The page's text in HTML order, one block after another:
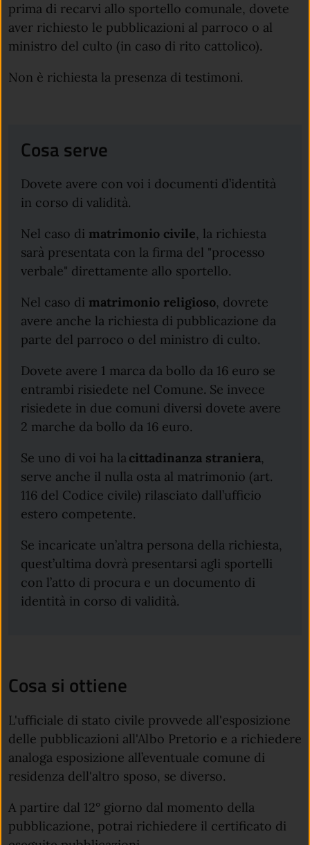
prima di recarvi allo sportello comunale, dovete
aver richiesto le pubblicazioni al parroco o al
ministro del culto (in caso di rito cattolico).
Non è richiesta la presenza di testimoni.
Cosa serve
Dovete avere con voi i documenti d’identità
in corso di validità.
Nel caso di matrimonio civile, la richiesta
sarà presentata con la firma del "processo
verbale" direttamente allo sportello.
Nel caso di matrimonio religioso, dovrete
avere anche la richiesta di pubblicazione da
parte del parroco o del ministro di culto.
Dovete avere 1 marca da bollo da 16 euro se
entrambi risiedete nel Comune. Se invece
risiedete in due comuni diversi dovete avere
2 marche da bollo da 16 euro.
Se uno di voi ha lacittadinanza straniera,
serve anche il nulla osta al matrimonio (art.
116 del Codice civile) rilasciato dall’ufficio
estero competente.
Se incaricate un’altra persona della richiesta,
quest’ultima dovrà presentarsi agli sportelli
con l’atto di procura e un documento di
identità in corso di validità.
Cosa si ottiene
L'ufficiale di stato civile provvede all'esposizione
delle pubblicazioni all'Albo Pretorio e a richiedere
analoga esposizione all’eventuale comune di
residenza dell'altro sposo, se diverso.
A partire dal 12° giorno dal momento della
pubblicazione, potrai richiedere il certificato di